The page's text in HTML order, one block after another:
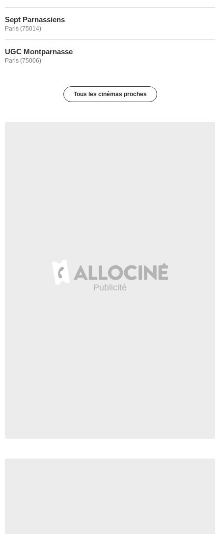
Sept Parnassiens
Paris (75014)
UGC Montparnasse
Paris (75006)
Tous les cinémas proches